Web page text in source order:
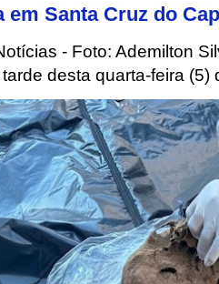
em Santa Cruz do
- Foto: Ademilton
desta quarta-feira (5)